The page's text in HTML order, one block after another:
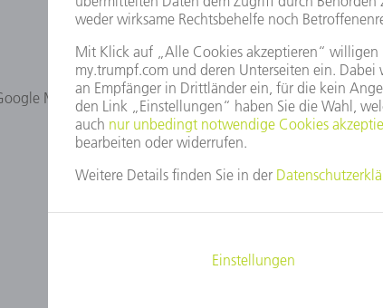
Sie möchten Google Maps
Maps wird Ihnen nicht angezeigt, da Sie unseren
Bitte passen Sie IhrePrivatsphäre-